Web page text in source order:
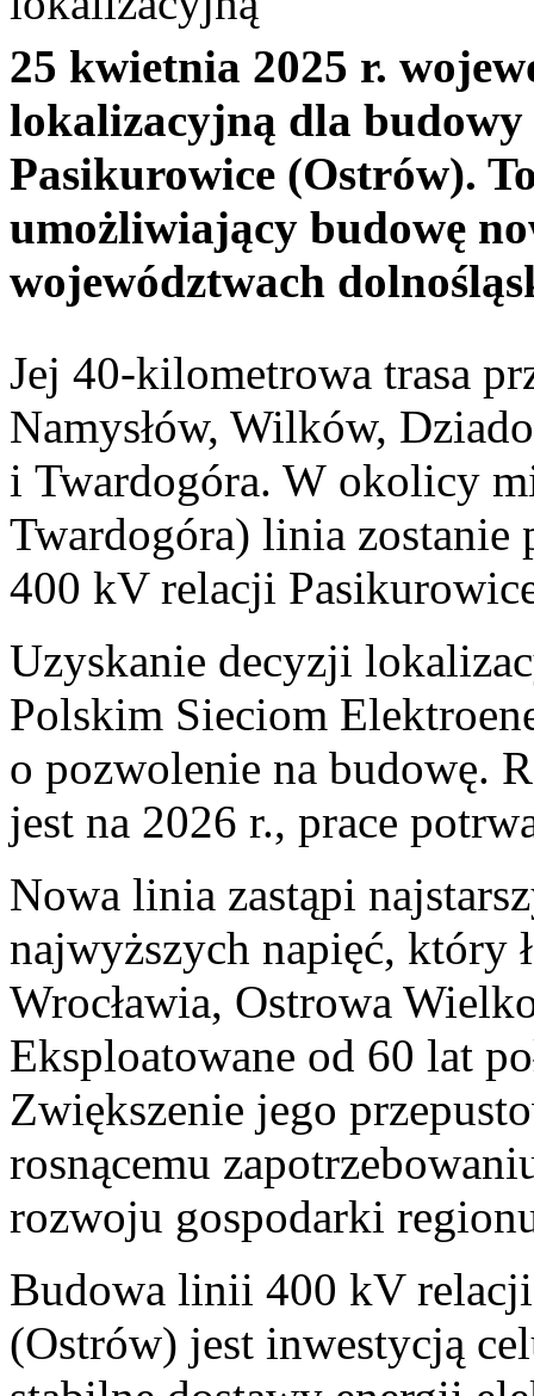
25 kwietnia 2025 r.
lokalizacyjną dla
Pasikurowice (Ostrów).
umożliwiający budowę
województwach
Jej 40-kilometrowa trasa
Namysłów, Wilków,
i Twardogóra. W okolicy
Twardogóra) linia zostanie
400 kV relacji
Uzyskanie decyzji
Polskim Sieciom
o pozwolenie na budowę.
jest na 2026 r., prace
Nowa linia zastąpi
najwyższych napięć, który
Wrocławia, Ostrowa
Eksploatowane od 60 lat
Zwiększenie jego
rosnącemu
rozwoju gospodarki
Budowa linii 400 kV
(Ostrów) jest inwestycją